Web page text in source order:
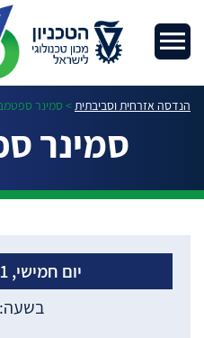
הנדסה אזרחית וסביבתית> סמינר
סמינר
יום חמישי, 02/09/2021